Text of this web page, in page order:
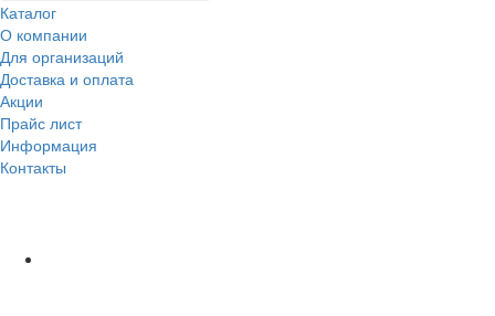
Каталог
О компании
Для организаций
Доставка и оплата
Акции
Прайс лист
Информация
Контакты